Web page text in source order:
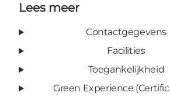
Lees meer
Contactgegevens
Facilities
Toegankelijkheid
Green Experience